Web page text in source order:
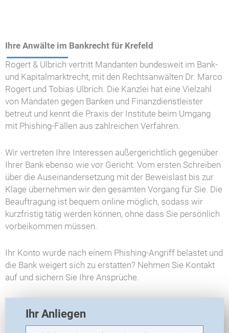
Ihre Anwälte im Bankrecht für Krefeld
Rogert & Ulbrich vertritt Mandanten bundesweit im Bank-
und Kapitalmarktrecht, mit den Rechtsanwälten Dr. Marco
Rogert und Tobias Ulbrich. Die Kanzlei hat eine Vielzahl
von Mandaten gegen Banken und Finanzdienstleister
betreut und kennt die Praxis der Institute beim Umgang
mit Phishing-Fällen aus zahlreichen Verfahren.
Wir vertreten Ihre Interessen außergerichtlich gegenüber
Ihrer Bank ebenso wie vor Gericht. Vom ersten Schreiben
über die Auseinandersetzung mit der Beweislast bis zur
Klage übernehmen wir den gesamten Vorgang für Sie. Die
Beauftragung ist bequem online möglich, sodass wir
kurzfristig tätig werden können, ohne dass Sie persönlich
vorbeikommen müssen.
Ihr Konto wurde nach einem Phishing-Angriff belastet und
die Bank weigert sich zu erstatten? Nehmen Sie Kontakt
auf und sichern Sie Ihre Ansprüche.
X
O
Ihr Anliegen